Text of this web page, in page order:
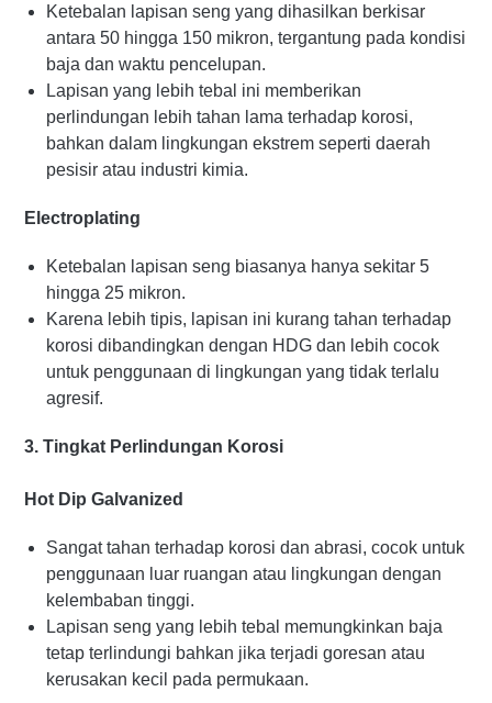
Ketebalan lapisan seng yang dihasilkan berkisar
antara 50 hingga 150 mikron, tergantung pada kondisi
baja dan waktu pencelupan.
Lapisan yang lebih tebal ini memberikan
perlindungan lebih tahan lama terhadap korosi,
bahkan dalam lingkungan ekstrem seperti daerah
pesisir atau industri kimia.
Electroplating
Ketebalan lapisan seng biasanya hanya sekitar 5
hingga 25 mikron.
Karena lebih tipis, lapisan ini kurang tahan terhadap
korosi dibandingkan dengan HDG dan lebih cocok
untuk penggunaan di lingkungan yang tidak terlalu
agresif.
3. Tingkat Perlindungan Korosi
Hot Dip Galvanized
Sangat tahan terhadap korosi dan abrasi, cocok untuk
penggunaan luar ruangan atau lingkungan dengan
kelembaban tinggi.
Lapisan seng yang lebih tebal memungkinkan baja
tetap terlindungi bahkan jika terjadi goresan atau
kerusakan kecil pada permukaan.